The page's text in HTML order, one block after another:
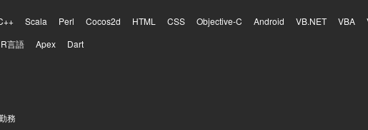
Scala Perl Cocos2d HTML CSS Objective-C Android VB.NET VBA
R言語 Apex Dart
務